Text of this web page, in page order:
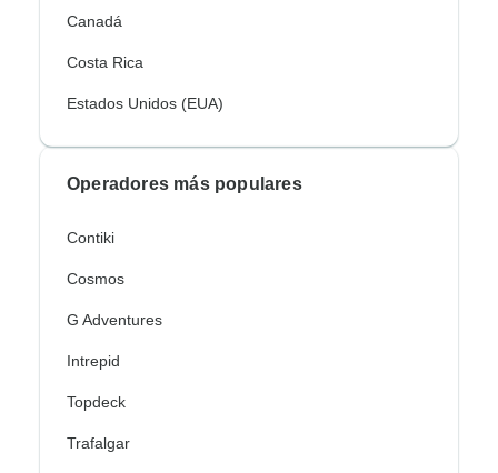
Canadá
Costa Rica
Estados Unidos (EUA)
Operadores más populares
Contiki
Cosmos
G Adventures
Intrepid
Topdeck
Trafalgar